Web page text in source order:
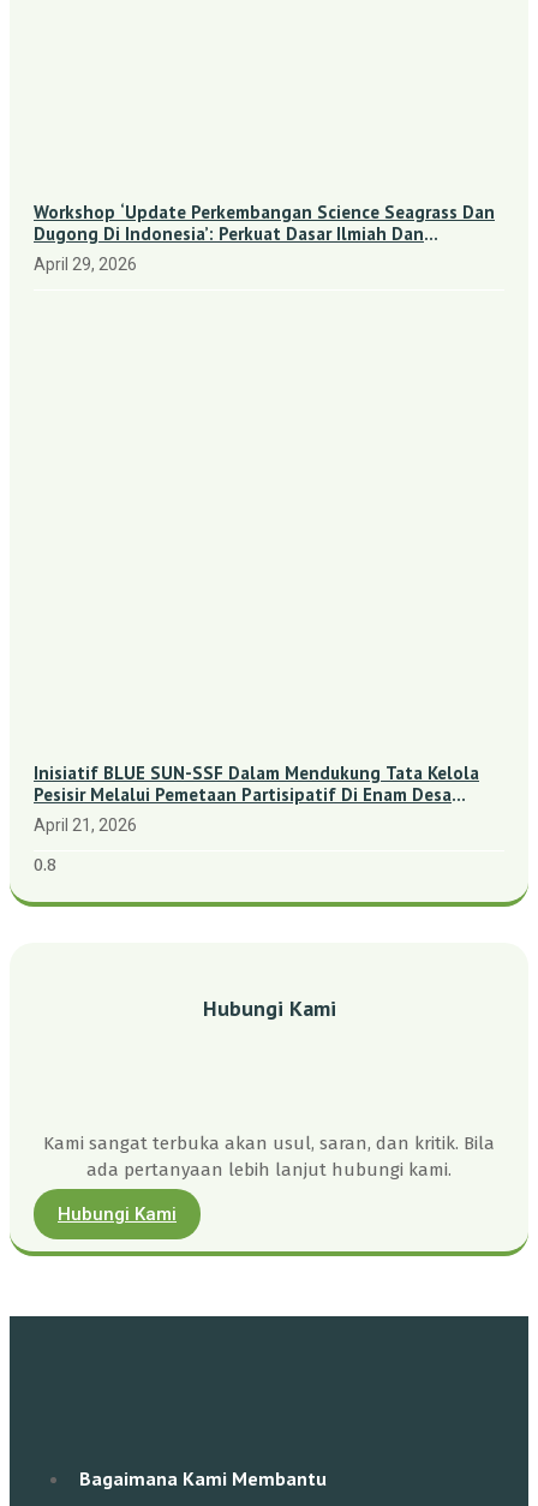
Workshop ‘Update Perkembangan Science Seagrass Dan
Dugong Di Indonesia’: Perkuat Dasar Ilmiah Dan
Kolaborasi Konservasi
April 29, 2026
Inisiatif BLUE SUN-SSF Dalam Mendukung Tata Kelola
Pesisir Melalui Pemetaan Partisipatif Di Enam Desa
Kepulauan Riau
April 21, 2026
Hubungi Kami
Kami sangat terbuka akan usul, saran, dan kritik. Bila
ada pertanyaan lebih lanjut hubungi kami.
Hubungi Kami
Bagaimana Kami Membantu